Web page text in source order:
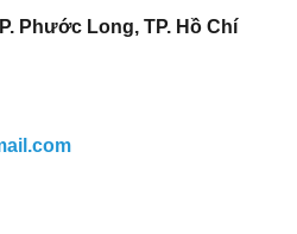
Phước Long, TP. Hồ Chí